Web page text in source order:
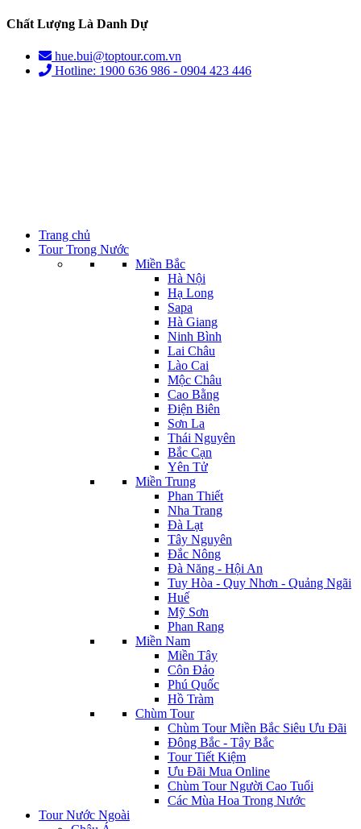
Chất Lượng Là Danh Dự
hue.bui@toptour.com.vn
Hotline: 1900 636 986 - 0904 423 446
Trang chủ
Tour Trong Nước
Miền Bắc
Hà Nội
Hạ Long
Sapa
Hà Giang
Ninh Bình
Lai Châu
Lào Cai
Mộc Châu
Cao Bằng
Điện Biên
Sơn La
Thái Nguyên
Bắc Cạn
Yên Tử
Miền Trung
Phan Thiết
Nha Trang
Đà Lạt
Tây Nguyên
Đắc Nông
Đà Năng - Hội An
Tuy Hòa - Quy Nhơn - Quảng Ngãi
Huế
Mỹ Sơn
Phan Rang
Miền Nam
Miền Tây
Côn Đảo
Phú Quốc
Hồ Tràm
Chùm Tour
Chùm Tour Miền Bắc Siêu Ưu Đãi
Đông Bắc - Tây Bắc
Tour Tiết Kiệm
Ưu Đãi Mua Online
Chùm Tour Người Cao Tuổi
Các Mùa Hoa Trong Nước
Tour Nước Ngoài